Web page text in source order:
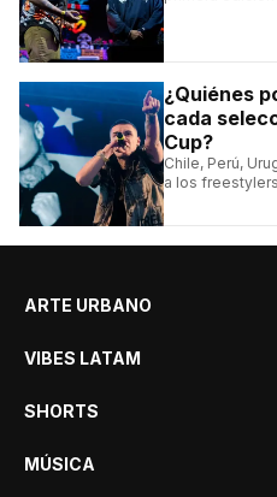
¿Quiénes
cada
Cup?
Chile, Perú,
a los
ARTE URBANO
VIBES LATAM
SHORTS
MÚSICA